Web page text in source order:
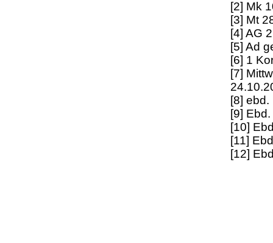
[2] Mk
[3] Mt
[4] AG 2
[5] Ad
[6] 1
[7]
[8] ebd.
[9] Ebd.
[10]
[11]
[12]